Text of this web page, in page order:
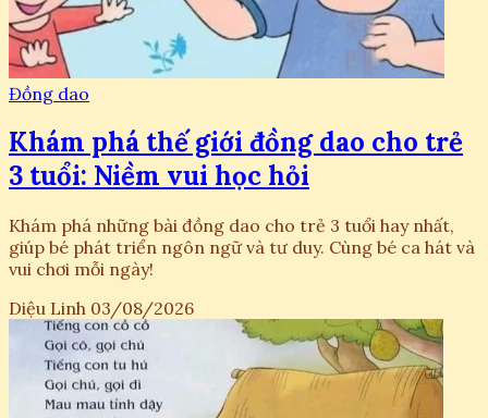
Đồng dao
Khám phá thế giới đồng dao cho trẻ
3 tuổi: Niềm vui học hỏi
Khám phá những bài đồng dao cho trẻ 3 tuổi hay nhất,
giúp bé phát triển ngôn ngữ và tư duy. Cùng bé ca hát và
vui chơi mỗi ngày!
Diệu Linh 03/08/2026